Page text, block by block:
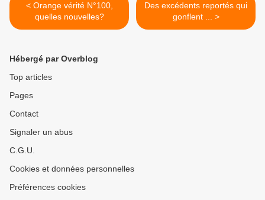
< Orange vérité N°100,
quelles nouvelles?
Des excédents reportés qui
gonflent ... >
Hébergé par Overblog
Top articles
Pages
Contact
Signaler un abus
C.G.U.
Cookies et données personnelles
Préférences cookies